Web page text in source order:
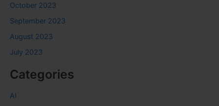
October 2023
September 2023
August 2023
July 2023
Categories
AI